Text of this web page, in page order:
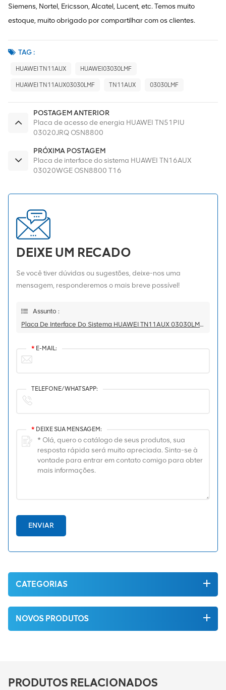
Siemens, Nortel, Ericsson, Alcatel, Lucent, etc. Temos muito
estoque, muito obrigado por compartilhar com os clientes.
TAG :
HUAWEI TN11AUX HUAWEI03030LMF
HUAWEI TN11AUX03030LMF TN11AUX 03030LMF
POSTAGEM ANTERIOR
Placa de acesso de energia HUAWEI TN51PIU
03020JRQ OSN8800
PRÓXIMA POSTAGEM
Placa de interface do sistema HUAWEI TN16AUX
03020WGE OSN8800 T16
DEIXE UM RECADO
Se você tiver dúvidas ou sugestões, deixe-nos uma
mensagem, responderemos o mais breve possível!
Assunto :
Placa De Interface Do Sistema HUAWEI TN11AUX 03030LMF OSN6800
* E-MAIL:
TELEFONE/WHATSAPP:
* DEIXE SUA MENSAGEM:
ENVIAR
CATEGORIAS
NOVOS PRODUTOS
PRODUTOS RELACIONADOS